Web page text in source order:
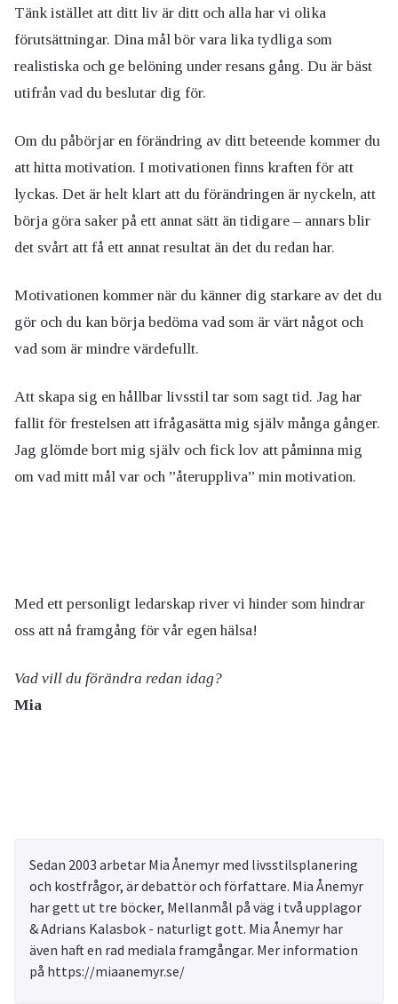
Tänk istället att ditt liv är ditt och alla har vi olika
förutsättningar. Dina mål bör vara lika tydliga som
realistiska och ge belöning under resans gång. Du är bäst
utifrån vad du beslutar dig för.
Om du påbörjar en förändring av ditt beteende kommer du
att hitta motivation. I motivationen finns kraften för att
lyckas. Det är helt klart att du förändringen är nyckeln, att
börja göra saker på ett annat sätt än tidigare – annars blir
det svårt att få ett annat resultat än det du redan har.
Motivationen kommer när du känner dig starkare av det du
gör och du kan börja bedöma vad som är värt något och
vad som är mindre värdefullt.
Att skapa sig en hållbar livsstil tar som sagt tid. Jag har
fallit för frestelsen att ifrågasätta mig själv många gånger.
Jag glömde bort mig själv och fick lov att påminna mig
om vad mitt mål var och ”återuppliva” min motivation.
Med ett personligt ledarskap river vi hinder som hindrar
oss att nå framgång för vår egen hälsa!
Vad vill du förändra redan idag?
Mia
Sedan 2003 arbetar Mia Ånemyr med livsstilsplanering
och kostfrågor, är debattör och författare. Mia Ånemyr
har gett ut tre böcker, Mellanmål på väg i två upplagor
& Adrians Kalasbok - naturligt gott. Mia Ånemyr har
även haft en rad mediala framgångar. Mer information
på https://miaanemyr.se/